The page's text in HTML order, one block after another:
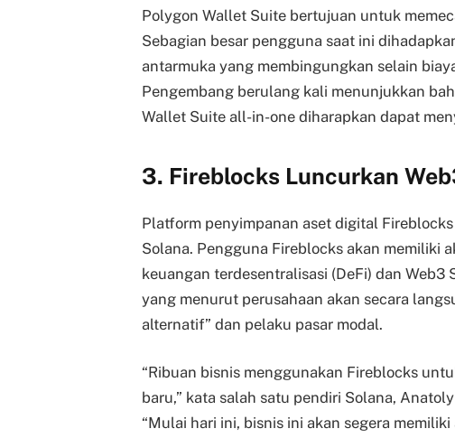
Polygon Wallet Suite bertujuan untuk
Sebagian besar pengguna saat ini
antarmuka yang membingungkan selain
Pengembang berulang kali menunjukkan
Wallet Suite all-in-one diharapkan dapat
3. Fireblocks Luncurkan
Platform penyimpanan aset digital
Solana. Pengguna Fireblocks akan memiliki
keuangan terdesentralisasi (DeFi) dan
yang menurut perusahaan akan secara
alternatif” dan pelaku pasar modal.
“Ribuan bisnis menggunakan Fireblocks
baru,” kata salah satu pendiri Solana,
“Mulai hari ini, bisnis ini akan segera